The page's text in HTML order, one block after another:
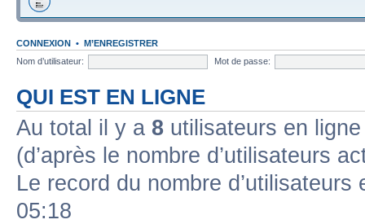
CONNEXION • M’ENREGISTRER
Nom d’utilisateur:
Mot de passe:
QUI EST EN LIGNE
Au total il y a 8 utilisateurs en
(d’après le nombre d’utilisateurs
Le record du nombre
05:18